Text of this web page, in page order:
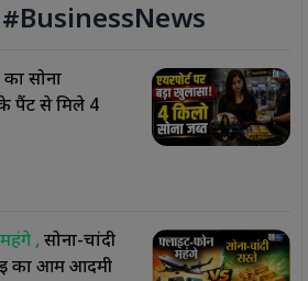
का सोना
पैंट से मिले 4
,सोना-चांदी
का आम आदमी